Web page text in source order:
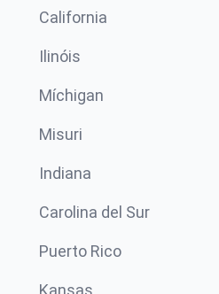
California
Ilinóis
Míchigan
Misuri
Indiana
Carolina del Sur
Puerto Rico
Kansas